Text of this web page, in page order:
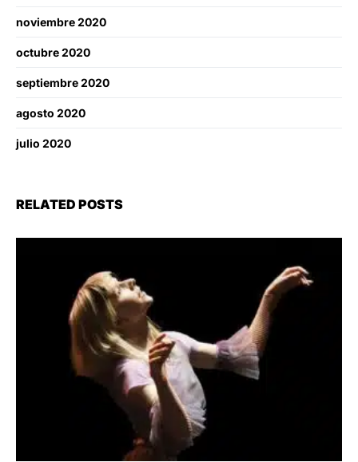
noviembre 2020
octubre 2020
septiembre 2020
agosto 2020
julio 2020
RELATED POSTS